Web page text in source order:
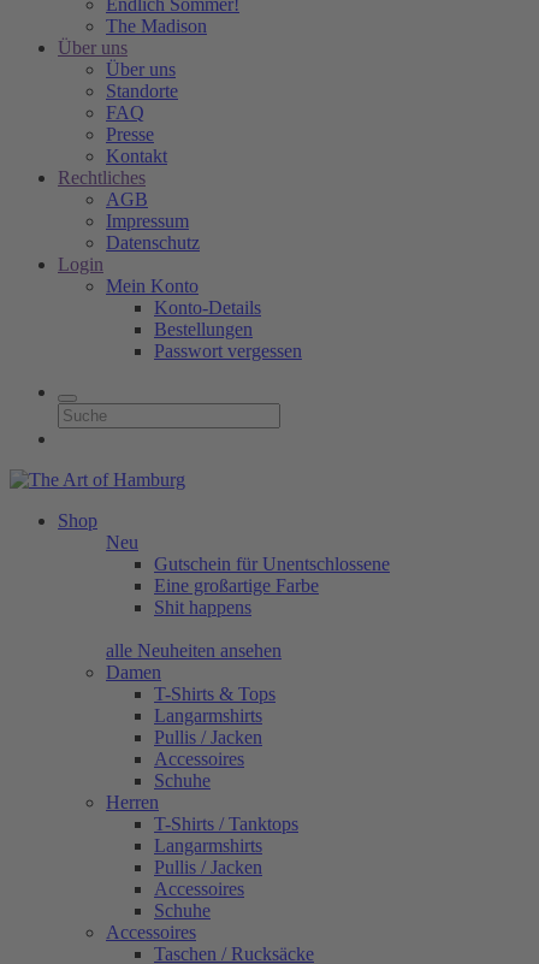
Endlich Sommer!
The Madison
Über uns
Über uns
Standorte
FAQ
Presse
Kontakt
Rechtliches
AGB
Impressum
Datenschutz
Login
Mein Konto
Konto-Details
Bestellungen
Passwort vergessen
Shop
Neu
Gutschein für Unentschlossene
Eine großartige Farbe
Shit happens
alle Neuheiten ansehen
Damen
T-Shirts & Tops
Langarmshirts
Pullis / Jacken
Accessoires
Schuhe
Herren
T-Shirts / Tanktops
Langarmshirts
Pullis / Jacken
Accessoires
Schuhe
Accessoires
Taschen / Rucksäcke